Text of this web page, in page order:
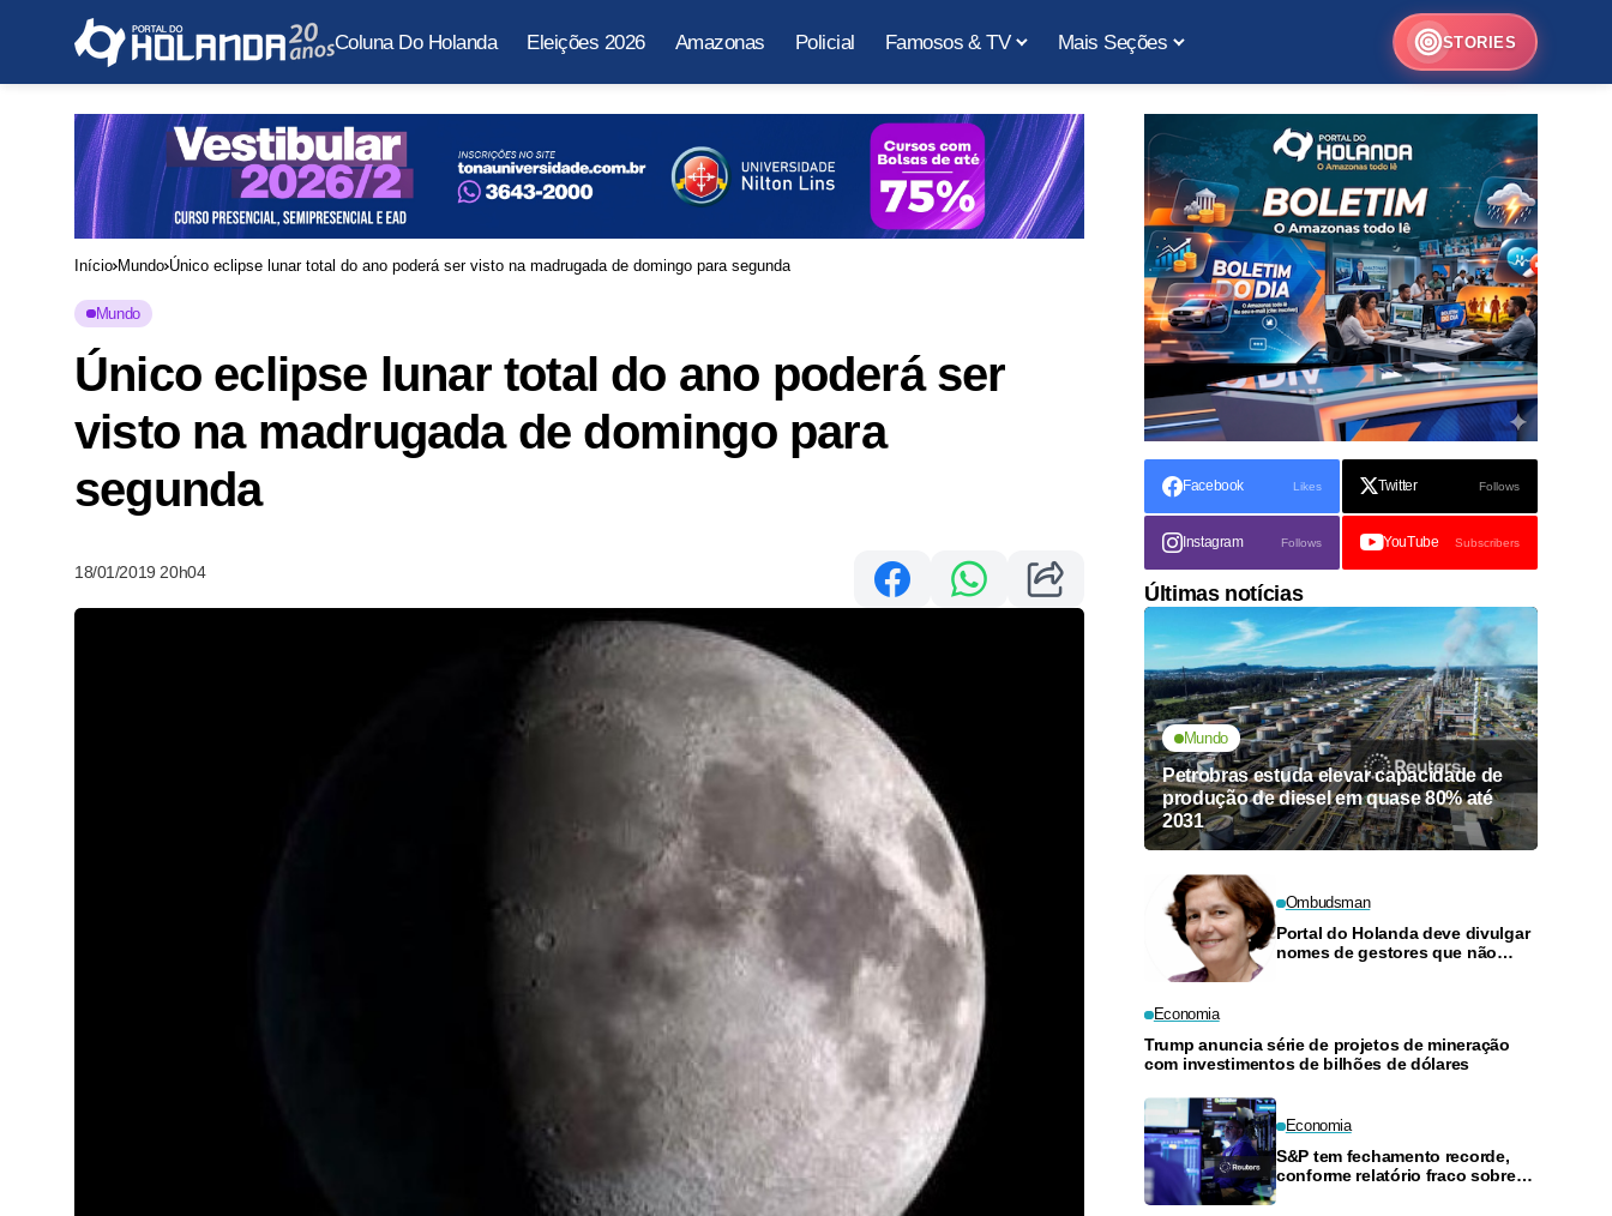
Coluna Do Holanda Eleições 2026 Amazonas Policial Famosos & TV Mais Seções STORIES
Início Mundo Único eclipse lunar total do ano poderá ser visto na madrugada de domingo para segunda
Mundo
Único eclipse lunar total do ano poderá ser
visto na madrugada de domingo para
segunda
18/01/2019 20h04
Facebook Likes Twitter Follows
Instagram Follows YouTube Subscribers
Últimas notícias
Mundo
Petrobras estuda elevar capacidade de
produção de diesel em quase 80% até
2031
Ombudsman
Portal do Holanda deve divulgar
nomes de gestores que não
Economia
Trump anuncia série de projetos de mineração
com investimentos de bilhões de dólares
Economia
S&P tem fechamento recorde,
conforme relatório fraco sobre